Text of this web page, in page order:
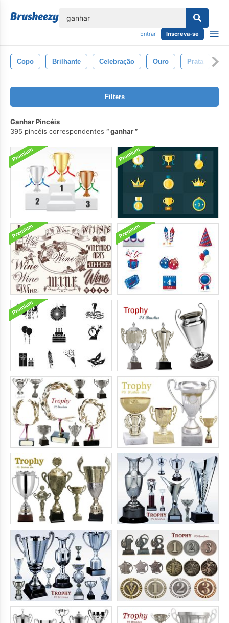
Entrar Inscreva-se
Copo Brilhante Celebração Ouro Prata
Filters
Ganhar Pincéis
395 pincéis correspondentes
ganhar